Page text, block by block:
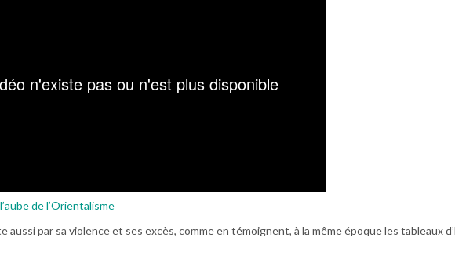
de l’Orientalisme
aussi par sa violence et ses excès, comme en témoignent, à la même époque les tableaux